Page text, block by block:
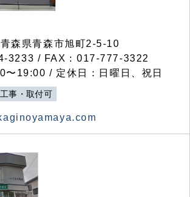
森県青森市旭町2-5-10
3233 / FAX：017-777-3322
〜19:00 / 定休日：日曜日、祝日
工事・取付可